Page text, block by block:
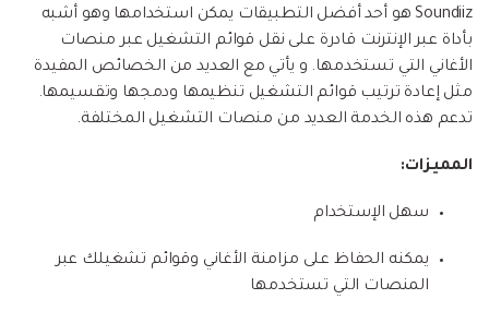
Soundiiz هو أحد أفضل التطبيقات يمكن استخدامها وهو أشبه
بأداة عبر الإنترنت قادرة على نقل قوائم التشغيل عبر منصات
الأغاني التي تستخدمها. و يأتي مع العديد من الخصائص المفيدة
مثل إعادة ترتيب قوائم التشغيل تنظيمها ودمجها وتقسيمها.
تدعم هذه الخدمة العديد من منصات التشغيل المختلفة.
المميزات:
سهل الإستخدام
يمكنه الحفاظ على مزامنة الأغاني وقوائم تشغيلك عبر
المنصات التي تستخدمها